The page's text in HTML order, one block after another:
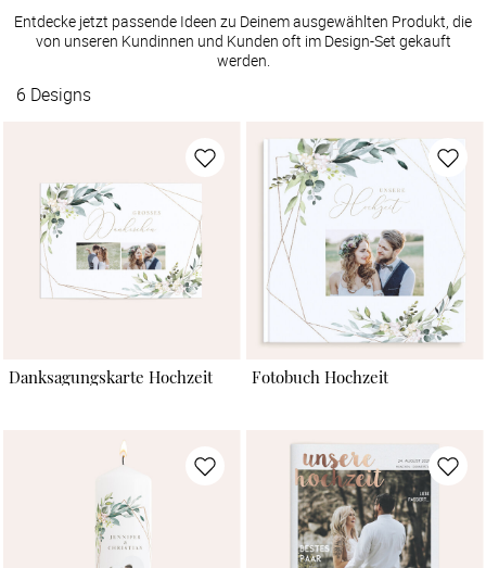
Entdecke jetzt passende Ideen zu Deinem ausgewählten Produkt, die
von unseren Kundinnen und Kunden oft im Design-Set gekauft
werden.
6 Designs
Danksagungskarte Hochzeit Fotobuch Hochzeit